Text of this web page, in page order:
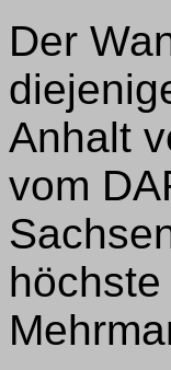
Der
Anhalt
vom